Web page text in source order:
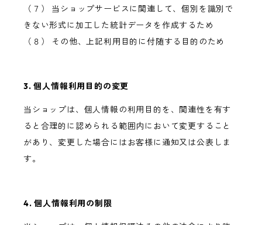
（７） 当ショップサービスに関連して、個別を識別で
きない形式に加工した統計データを作成するため
（８） その他、上記利用目的に付随する目的のため
3. 個人情報利用目的の変更
当ショップは、個人情報の利用目的を、関連性を有す
ると合理的に認められる範囲内において変更すること
があり、変更した場合にはお客様に通知又は公表しま
す。
4. 個人情報利用の制限